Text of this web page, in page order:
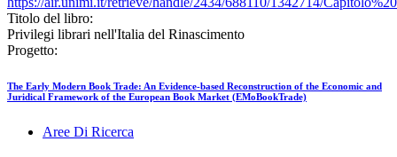
Titolo del libro:
Privilegi librari nell'Italia del Rinascimento
Progetto:
The Early Modern Book Trade: An Evidence-based Reconstruction of the Economic and
Juridical Framework of the European Book Market (EMoBookTrade)
Aree Di Ricerca